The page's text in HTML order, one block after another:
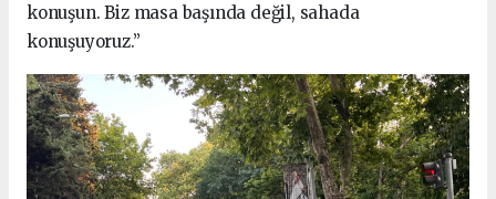
konuşun. Biz masa başında değil, sahada
konuşuyoruz.”